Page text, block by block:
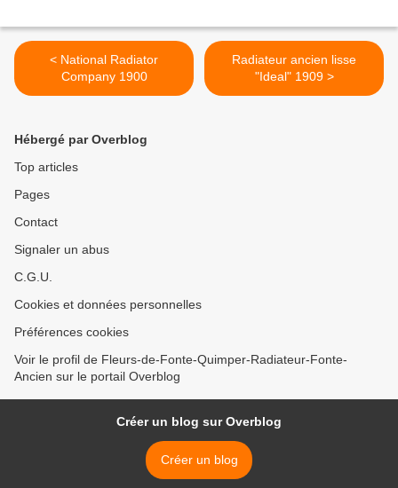
< National Radiator
Company 1900
Radiateur ancien lisse
"Ideal" 1909 >
Hébergé par Overblog
Top articles
Pages
Contact
Signaler un abus
C.G.U.
Cookies et données personnelles
Préférences cookies
Voir le profil de Fleurs-de-Fonte-Quimper-Radiateur-Fonte-
Ancien sur le portail Overblog
Créer un blog sur Overblog
Créer un blog